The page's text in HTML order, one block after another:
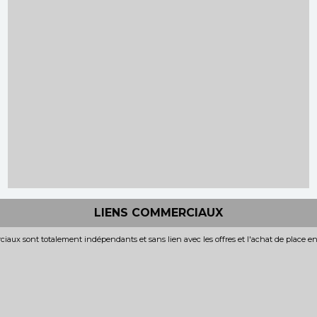
LIENS COMMERCIAUX
sont totalement indépendants et sans lien avec les offres et l'achat de place